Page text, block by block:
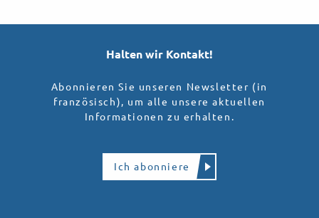
Halten wir Kontakt!
Abonnieren Sie unseren Newsletter (in
französisch), um alle unsere aktuellen
Informationen zu erhalten.
Ich abonniere